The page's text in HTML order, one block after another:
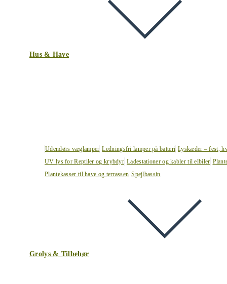
Hus & Have
Udendørs væglamper Ledningsfri lamper på batteri Lyskæder – fest,
UV lys for Reptiler og krybdyr Ladestationer og kabler til elbiler
Plantekasser til have og terrassen Spejlbassin
Grolys & Tilbehør